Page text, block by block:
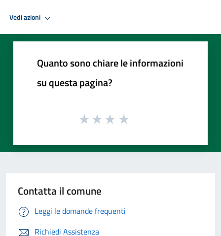
Vedi azioni
Quanto sono chiare le informazioni
su questa pagina?
Contatta il comune
Leggi le domande frequenti
Richiedi Assistenza